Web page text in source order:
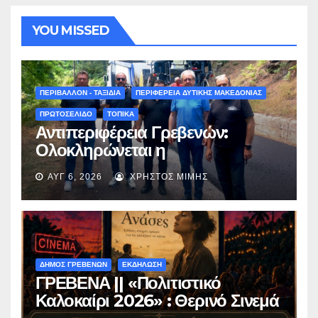
YOU MISSED
ΠΕΡΙΒΑΛΛΟΝ - ΤΑΞΙΔΙΑ ΠΕΡΙΦΕΡΕΙΑ ΔΥΤΙΚΗΣ ΜΑΚΕΔΟΝΙΑΣ
ΠΡΩΤΟΣΕΛΙΔΟ ΤΟΠΙΚΑ
Αντιπεριφέρεια Γρεβενών:
Ολοκληρώνεται η
ασφαλτόστρωση της οδού
Περιβόλι – Αβδέλλα
ΑΥΓ 6, 2026 ΧΡΉΣΤΟΣ ΜΊΜΗΣ
ΔΗΜΟΣ ΓΡΕΒΕΝΩΝ ΕΚΔΗΛΩΣΗ
ΓΡΕΒΕΝΑ || «Πολιτιστικό
Καλοκαίρι 2026» : Θερινό Σινεμά